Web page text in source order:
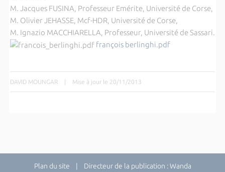
M. Jacques FUSINA, Professeur Emérite, Université de Corse,
M. Olivier JEHASSE, Mcf-HDR, Université de Corse,
M. Ignazio MACCHIARELLA, Professeur, Université de Sassari.
françois berlinghi.pdf
DAVID MOUNGAR | Mise à jour le 20/11/2013
Plan du site | Directeur de la publication : Wanda